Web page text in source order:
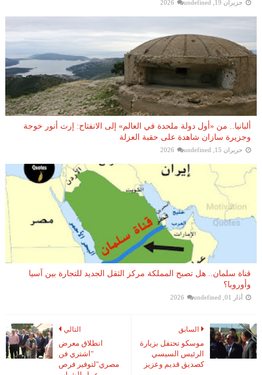
حزيران 19, 2026 undefined
ألبانيا.. من «أول دولة ملحدة في العالم» إلى الانفتاح: إرث أنور خوجة
وجزيرة سازان شاهدة على حقبة العزلة
حزيران 15, 2026 undefined
قناة سلمان.. هل تصبح المملكة مركز الثقل الجديد للتجارة بين آسيا
وأوروبا؟
أذار 01, 2026 undefined
التالي
انطلاق معرض
"اشتري فن
مصري"لتوفير فرص
السابق
موسكو تحتفل بزيارة
الرئيس السيسي
كصديق قديم وعزيز